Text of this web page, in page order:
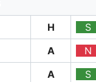
H S
A N
A S